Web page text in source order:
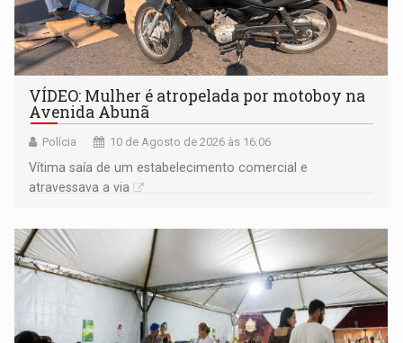
VÍDEO: Mulher é atropelada por motoboy na
Avenida Abunã
Polícia 10 de Agosto de 2026 às 16:06
Vítima saía de um estabelecimento comercial e
atravessava a via